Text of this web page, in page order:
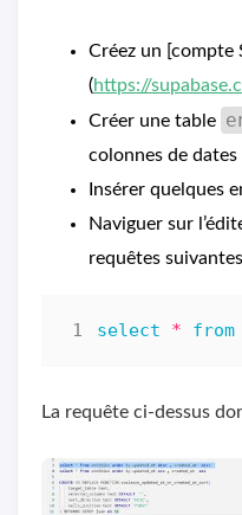
Créez un [compte
(https://
Créer une table
colonnes de
Insérer quelques
Naviguer sur
requêtes
select * from
La requête ci-dessus